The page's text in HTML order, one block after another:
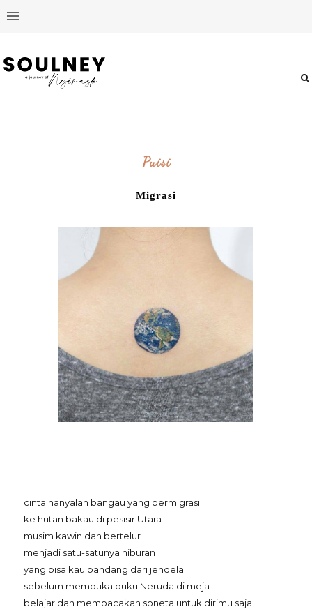
Puisi
Migrasi
cinta hanyalah bangau yang bermigrasi
ke hutan bakau di pesisir Utara
musim kawin dan bertelur
menjadi satu-satunya hiburan
yang bisa kau pandang dari jendela
sebelum membuka buku Neruda di meja
belajar dan membacakan soneta untuk dirimu saja